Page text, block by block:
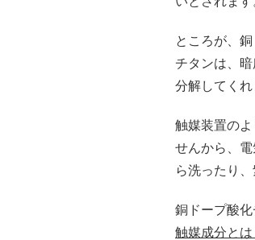
ところが、
チタンは、
分解してくれ
触媒装置の
せんから、
ら洗ったり
銅ドープ酸
触媒成分とは